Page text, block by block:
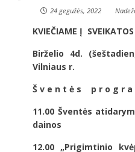
24 gegužės, 2022
KVIEČIAME Į
Birželio 4d.
Vilniaus r.
Š v e n t ė s p r o g r a
11.00 Šventės
dainos
12.00 „Prigimtinio